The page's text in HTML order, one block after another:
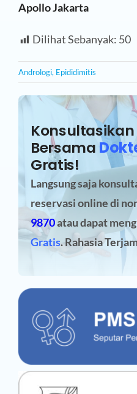
Apollo Jakarta
Dilihat Sebanyak: 50
Andrologi, Epididimitis
Konsultasikan
Bersama
Gratis!
Langsung saja
reservasi onlinedi
9870atau dapat
Gratis. Rahasia